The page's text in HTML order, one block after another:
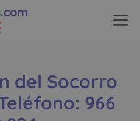
.com
del Socorro
966